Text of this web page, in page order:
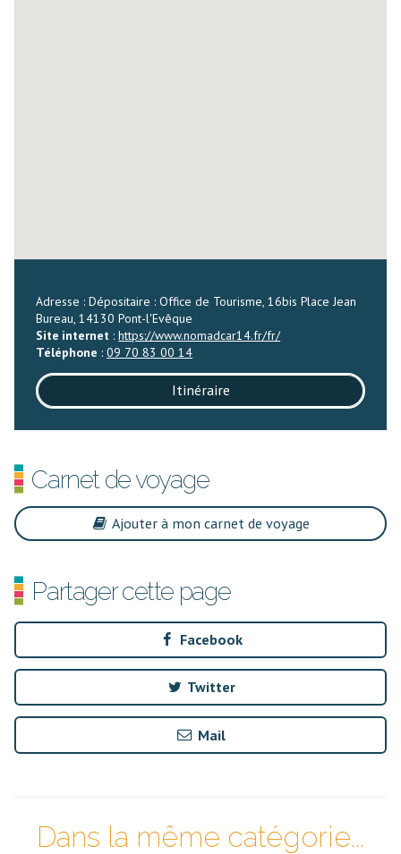
Adresse : Dépositaire : Office de Tourisme, 16bis Place Jean
Bureau, 14130 Pont-l'Evêque
Site internet :https://www.nomadcar14.fr/fr/
Téléphone :09 70 83 00 14
Itinéraire
Carnet de voyage
Ajouter à mon carnet de voyage
Partager cette page
Facebook
Twitter
Mail
Dans la même catégorie...